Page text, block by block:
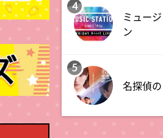
サクラミーツ
場】コロチキ
ワンミーツ完結
深夜
EBiDAN熱中!朝
4
ミュー
ン
5
名探偵